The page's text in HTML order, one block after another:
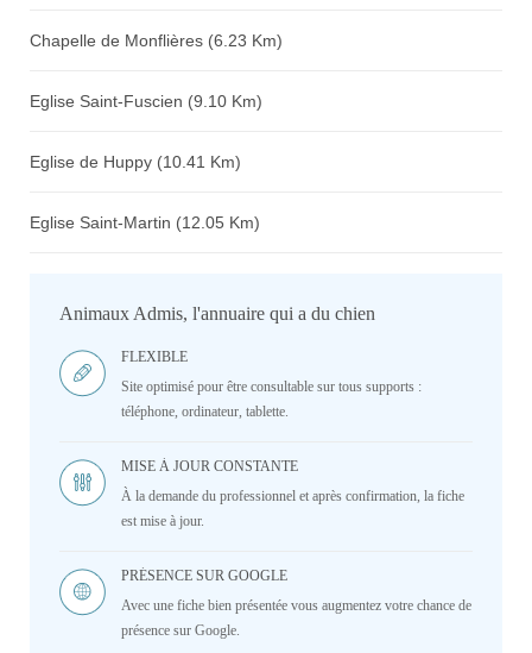
Chapelle de Monflières (6.23 Km)
Eglise Saint-Fuscien (9.10 Km)
Eglise de Huppy (10.41 Km)
Eglise Saint-Martin (12.05 Km)
Animaux Admis, l'annuaire qui a du chien
FLEXIBLE
Site optimisé pour être consultable sur tous supports :
téléphone, ordinateur, tablette.
MISE À JOUR CONSTANTE
À la demande du professionnel et après confirmation, la fiche
est mise à jour.
PRÉSENCE SUR GOOGLE
Avec une fiche bien présentée vous augmentez votre chance de
présence sur Google.